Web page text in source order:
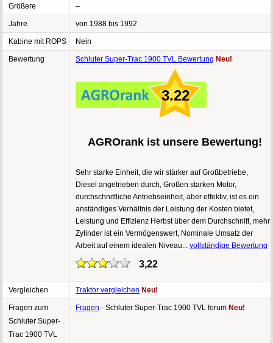
Größere –
Jahre von 1988 bis 1992
Kabine mit ROPS Nein
Bewertung Schluter Super-Trac 1900 TVL Bewertung Neu!
3.22
AGROrank ist unsere Bewertung!
Sehr starke Einheit, die wir stärker auf Großbetriebe,
Diesel angetrieben durch, Großen starken Motor,
durchschnittliche Antriebseinheit, aber effektiv, ist es ein
anständiges Verhältnis der Leistung der Kosten bietet,
Leistung und Effizienz Herbst über dem Durchschnitt, mehr
Zylinder ist ein Vermögenswert, Nominale Umsatz der
Arbeit auf einem idealen Niveau... vollständige Bewertung
3,22
Vergleichen Traktor vergleichen Neu!
Fragen zum
Schluter Super-
Trac 1900 TVL
Fragen - Schluter Super-Trac 1900 TVL forum Neu!